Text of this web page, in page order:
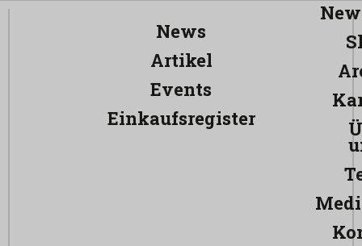
News
Artikel
Events
Einkaufsregister